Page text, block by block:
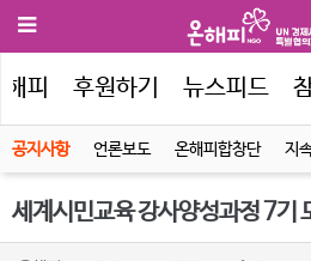
피 후원하기 뉴스피드
공지사항 언론보도 온해피합창단 지
세계시민교육 강사양성과정 7기